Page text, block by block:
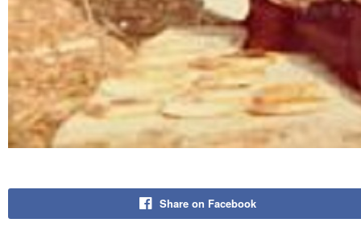
Share on Facebook